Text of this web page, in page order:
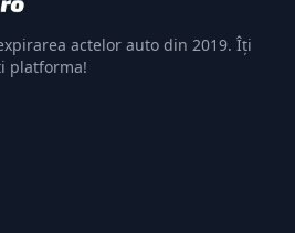
actelor auto din 2019. Îți
platforma!